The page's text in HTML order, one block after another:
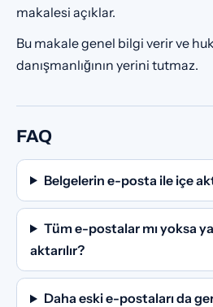
makalesi açıklar.
Bu makale genel bilgi verir ve
danışmanlığının yerini tutmaz.
FAQ
Belgelerin e-posta ile içe
Tüm e-postalar mı yoksa
aktarılır?
Daha eski e-postaları da